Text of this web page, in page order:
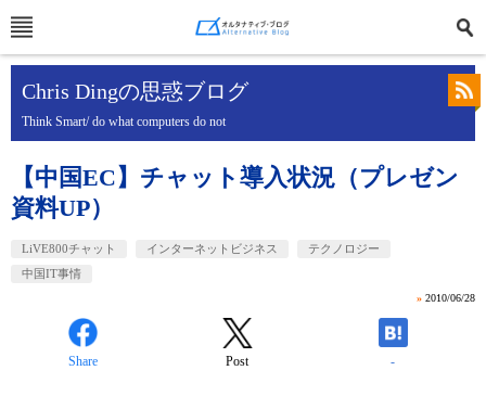
Chris Dingの思惑ブログ
Think Smart/ do what computers do not
【中国EC】チャット導入状況（プレゼン
資料UP）
LiVE800チャット インターネットビジネス
テクノロジー
中国IT事情
» 2010/06/28
Share Post -